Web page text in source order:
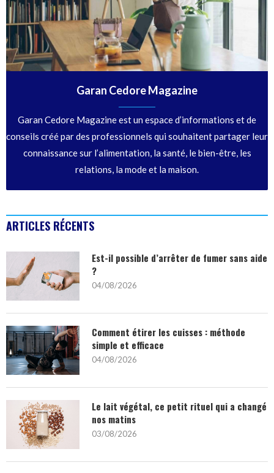
Garan Cedore Magazine
Garan Cedore Magazine est un espace d’informations et de
conseils créé par des professionnels qui souhaitent partager leur
connaissance sur l’alimentation, la santé, le bien-être, les
relations, la mode et la maison.
ARTICLES RÉCENTS
Est-il possible d’arrêter de fumer sans aide
?
04/08/2026
Comment étirer les cuisses : méthode
simple et efficace
04/08/2026
Le lait végétal, ce petit rituel qui a changé
nos matins
03/08/2026